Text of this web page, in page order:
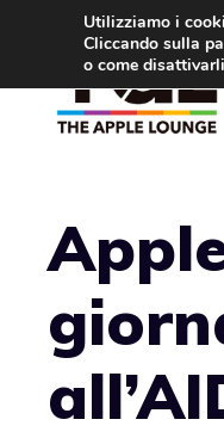
contenuto
Utilizziamo i
Cliccando sulla
o come